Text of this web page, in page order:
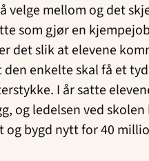
velge mellom og det
som gjør en
det slik at elevene
enkelte skal få et
I år satte
og ledelsen ved
bygd nytt for 40